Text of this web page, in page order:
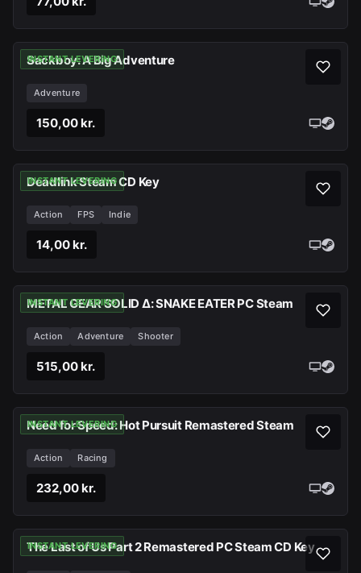
INSTANT LEVERING
Sackboy: A Big Adventure
Adventure
150,00 kr.
INSTANT LEVERING
Deadlink Steam CD Key
Action FPS Indie
14,00 kr.
INSTANT LEVERING
METAL GEAR SOLID Δ: SNAKE EATER PC Steam
Action Adventure Shooter
515,00 kr.
INSTANT LEVERING
Need for Speed: Hot Pursuit Remastered Steam
Action Racing
232,00 kr.
INSTANT LEVERING
The Last of Us Part 2 Remastered PC Steam CD Key